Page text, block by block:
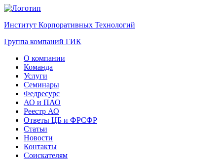
Институт Корпоративных Технологий
Группа компаний ГИК
О компании
Команда
Услуги
Семинары
Федресурс
АО и ПАО
Реестр АО
Ответы ЦБ и ФРСФР
Статьи
Новости
Контакты
Соискателям